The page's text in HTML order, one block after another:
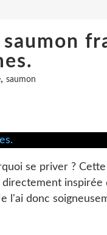
saumon
, saumon
se priver ?
inspirée
l'ai donc